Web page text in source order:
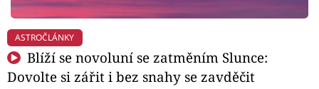
ASTROČLÁNKY
Blíží se novoluní se zatměním Slunce:
Dovolte si zářit i bez snahy se zavděčit